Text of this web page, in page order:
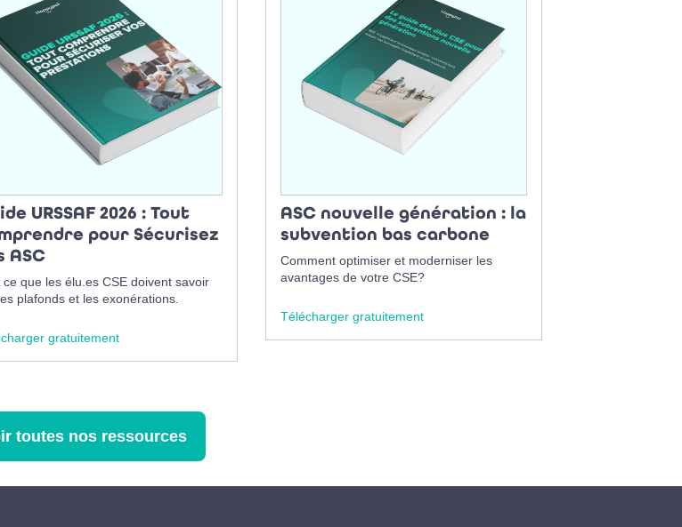
URSSAF 2026 : Tout
pour Sécurisez
ASC
ce que les élu.es CSE doivent savoir
plafonds et les exonérations.
gratuitement
ASC nouvelle génération : la
subvention bas carbone
Comment optimiser et moderniser les
avantages de votre CSE?
Télécharger gratuitement
toutes nos ressources